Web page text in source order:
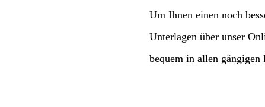
Um Ihnen einen noch
Unterlagen über unser
bequem in allen